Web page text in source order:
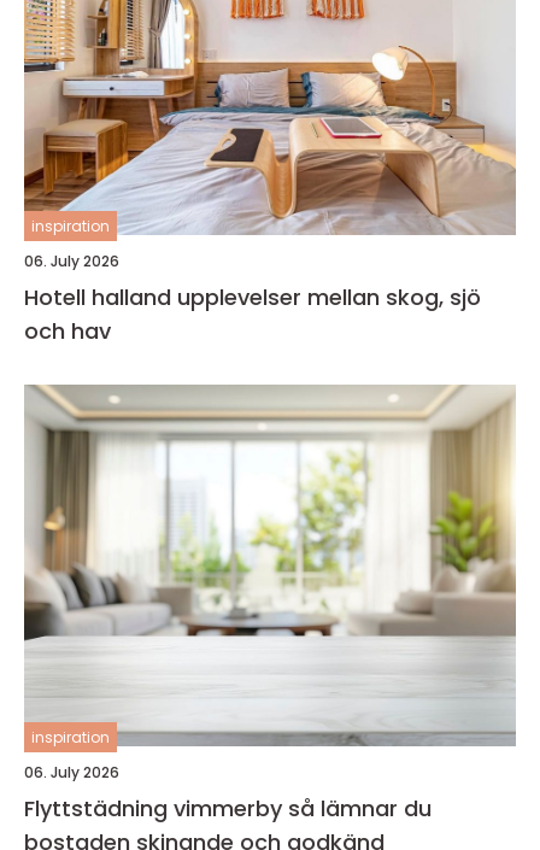
inspiration
06. July 2026
Hotell halland upplevelser mellan skog, sjö
och hav
inspiration
06. July 2026
Flyttstädning vimmerby så lämnar du
bostaden skinande och godkänd